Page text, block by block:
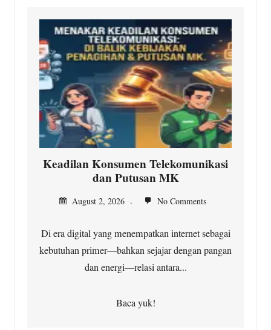
Keadilan Konsumen Telekomunikasi
dan Putusan MK
August 2, 2026 No Comments
Di era digital yang menempatkan internet sebagai
kebutuhan primer—bahkan sejajar dengan pangan
dan energi—relasi antara...
Baca yuk!